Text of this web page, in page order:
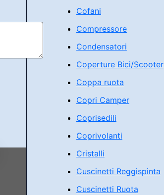
Cofani
Compressore
Condensatori
Coperture Bici/Scooter
Coppa ruota
Copri Camper
Coprisedili
Coprivolanti
Cristalli
Cuscinetti Reggispinta
Cuscinetti Ruota